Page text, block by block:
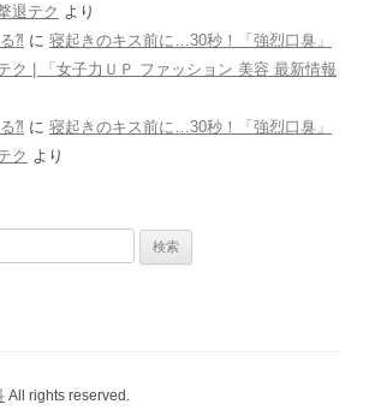
退テク より
⁈ に 寝起きのキス前に…30秒！「強烈口臭」
ク | 「女子力ＵＰ ファッション 美容 最新情報
⁈ に 寝起きのキス前に…30秒！「強烈口臭」
ク より
All rights reserved.